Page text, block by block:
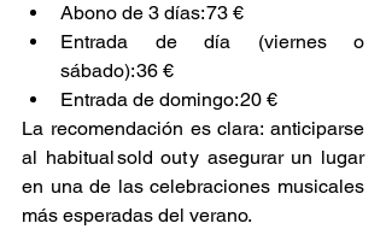
Abono de 3 días: 73 €
Entrada de día (viernes o
sábado): 36 €
Entrada de domingo: 20 €
La recomendación es clara: anticiparse
al habitual sold out y asegurar un lugar
en una de las celebraciones musicales
más esperadas del verano.